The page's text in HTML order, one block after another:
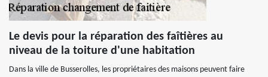
Le devis pour la réparation des faîtières au
niveau de la toiture d'une habitation
Dans la ville de Busserolles, les propriétaires des maisons peuvent faire